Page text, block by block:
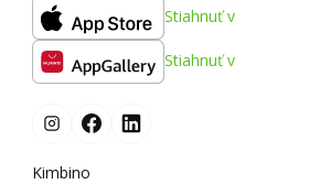
Stiahnuť v
Stiahnuť v
Kimbino